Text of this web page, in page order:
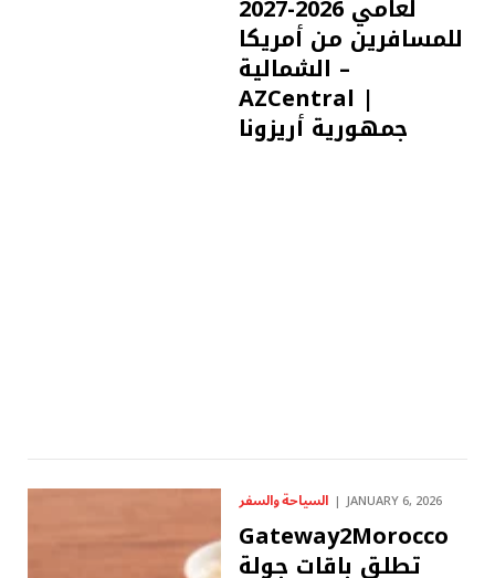
للمسافرين من أمريكا
الشمالية –
AZCentral |
جمهورية أريزونا
السياحة والسفر JANUARY 6, 2026
Gateway2Morocco
تطلق باقات جولة